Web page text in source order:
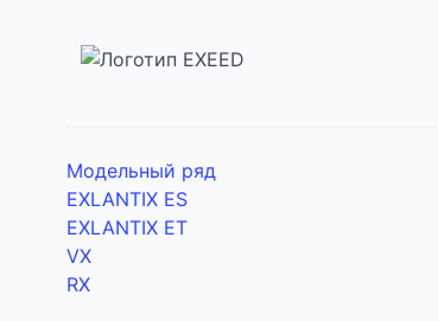
Модельный ряд
EXLANTIX ES
EXLANTIX ET
VX
RX